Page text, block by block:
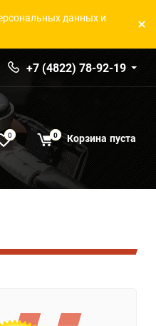
данных и
+7 (4822) 78-92-19
0 0 Корзина пуста